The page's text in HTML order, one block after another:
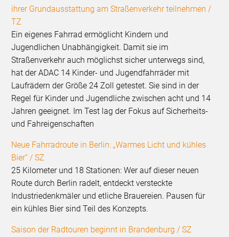
ihrer Grundausstattung am Straßenverkehr teilnehmen /
TZ
Ein eigenes Fahrrad ermöglicht Kindern und
Jugendlichen Unabhängigkeit. Damit sie im
Straßenverkehr auch möglichst sicher unterwegs sind,
hat der ADAC 14 Kinder- und Jugendfahrräder mit
Laufrädern der Größe 24 Zoll getestet. Sie sind in der
Regel für Kinder und Jugendliche zwischen acht und 14
Jahren geeignet. Im Test lag der Fokus auf Sicherheits-
und Fahreigenschaften
Neue Fahrradroute in Berlin: „Warmes Licht und kühles
Bier“ / SZ
25 Kilometer und 18 Stationen: Wer auf dieser neuen
Route durch Berlin radelt, entdeckt versteckte
Industriedenkmäler und etliche Brauereien. Pausen für
ein kühles Bier sind Teil des Konzepts.
Saison der Radtouren beginnt in Brandenburg / SZ